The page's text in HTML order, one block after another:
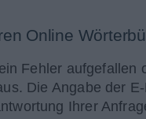
Online
Fehler
Die Angabe der
Ihrer